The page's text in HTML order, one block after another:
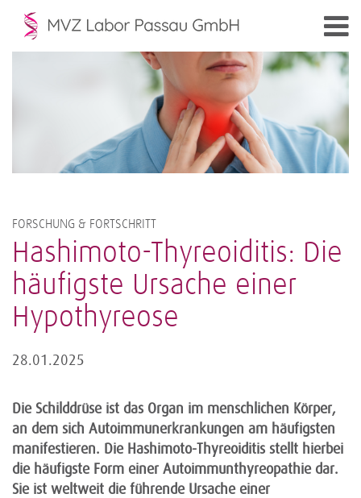
FORSCHUNG & FORTSCHRITT
Hashimoto-Thyreoiditis: Die
häufigste Ursache einer
Hypothyreose
28.01.2025
Die Schilddrüse ist das Organ im menschlichen Körper,
an dem sich Autoimmunerkrankungen am häufigsten
manifestieren. Die Hashimoto-Thyreoiditis stellt hierbei
die häufigste Form einer Autoimmunthyreopathie dar.
Sie ist weltweit die führende Ursache einer